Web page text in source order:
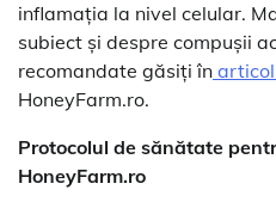
inflamația la nivel celular.
subiect și despre compușii
recomandate găsiți în
HoneyFarm.ro.
Protocolul de sănătate
HoneyFarm.ro